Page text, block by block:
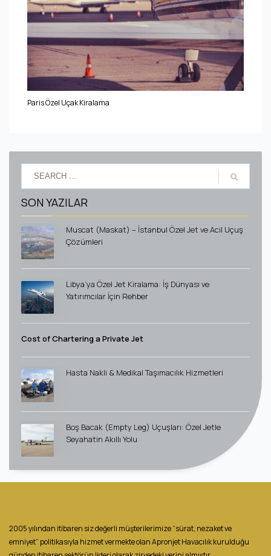
Paris Özel Uçak Kiralama
SON YAZILAR
Muscat (Maskat) – İstanbul Özel Jet ve Acil Uçuş
Çözümleri
Libya’ya Özel Jet Kiralama: İş Dünyası ve
Yatırımcılar İçin Rehber
Cost of Chartering a Private Jet
Hasta Nakli & Medikal Taşımacılık Hizmetleri
Boş Bacak (Empty Leg) Uçuşları: Özel Jetle
Seyahatin Akıllı Yolu
2005 yılından itibaren siz değerli müşterilerimize “sürat, nezaket ve
emniyet” politikasıyla hizmet vermekte olan Apronjet Havacılık kurulduğu